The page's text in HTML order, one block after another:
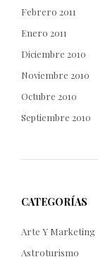
Febrero 2011
Enero 2011
Diciembre 2010
Noviembre 2010
Octubre 2010
Septiembre 2010
CATEGORÍAS
Arte Y Marketing
Astroturismo